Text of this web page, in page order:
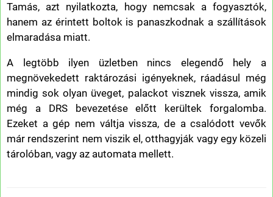
Tamás, azt nyilatkozta, hogy nemcsak a fogyasztók,
hanem az érintett boltok is panaszkodnak a szállítások
elmaradása miatt.
A legtöbb ilyen üzletben nincs elegendő hely a
megnövekedett raktározási igényeknek, ráadásul még
mindig sok olyan üveget, palackot visznek vissza, amik
még a DRS bevezetése előtt kerültek forgalomba.
Ezeket a gép nem váltja vissza, de a csalódott vevők
már rendszerint nem viszik el, otthagyják vagy egy közeli
tárolóban, vagy az automata mellett.